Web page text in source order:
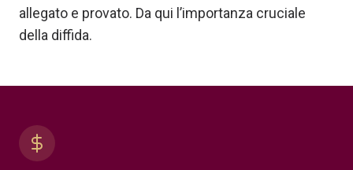
allegato e provato. Da qui l’importanza cruciale
della diffida.